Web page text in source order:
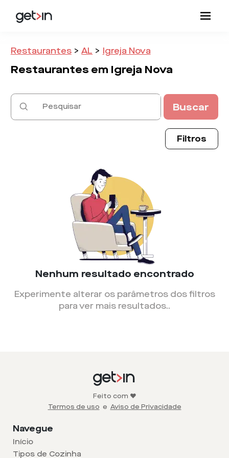
Restaurantes > AL > Igreja Nova
Restaurantes em Igreja Nova
Buscar
Filtros
Nenhum resultado encontrado
Experimente alterar os parâmetros dos filtros
para ver mais resultados..
Feito com ❤️
Termos de uso e Aviso de Privacidade
Navegue
Início
Tipos de Cozinha